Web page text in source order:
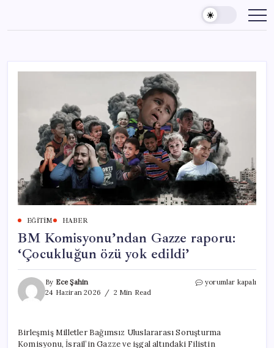
content
EĞITIM HABER
BM Komisyonu’ndan Gazze raporu:
‘Çocukluğun özü yok edildi’
By Ece Şahin
24 Haziran 2026
2 Min Read
BM
özü
yok
yorumlar kapalı
Birleşmiş Milletler Bağımsız Uluslararası Soruşturma
Komisyonu, İsrail’in Gazze ve işgal altındaki Filistin